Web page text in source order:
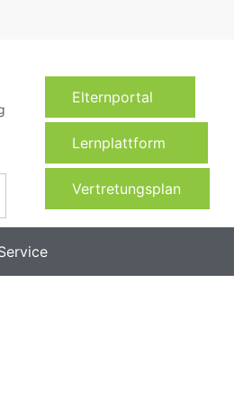
Elternportal
Lernplattform
Vertretungsplan